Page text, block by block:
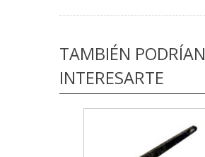
TAMBIÉN PODRÍAN
INTERESARTE